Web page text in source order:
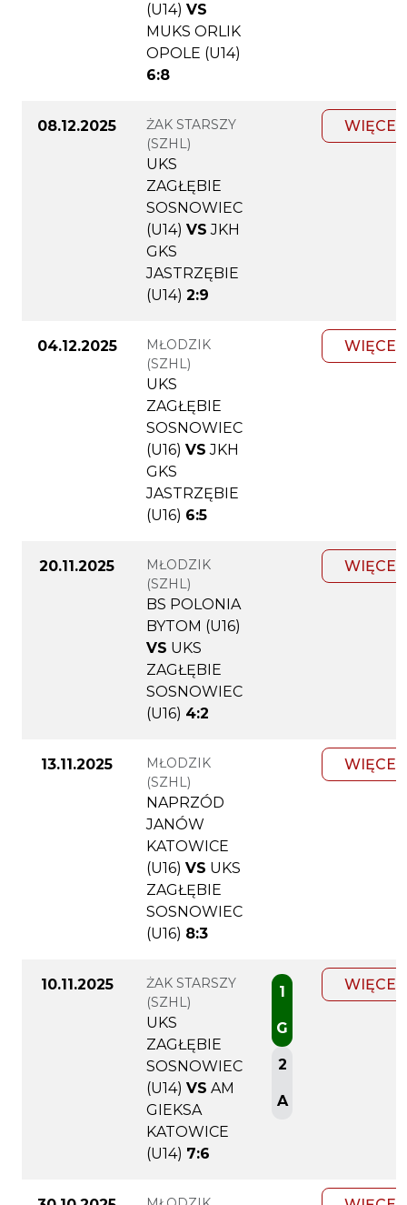
(U14) VS
MUKS ORLIK
OPOLE (U14)
6:8
08.12.2025
ŻAK STARSZY
(SZHL)
UKS
ZAGŁĘBIE
SOSNOWIEC
(U14) VS JKH
GKS
JASTRZĘBIE
(U14) 2:9
WIĘCEJ
04.12.2025
MŁODZIK
(SZHL)
UKS
ZAGŁĘBIE
SOSNOWIEC
(U16) VS JKH
GKS
JASTRZĘBIE
(U16) 6:5
WIĘCEJ
20.11.2025
MŁODZIK
(SZHL)
BS POLONIA
BYTOM (U16)
VS UKS
ZAGŁĘBIE
SOSNOWIEC
(U16) 4:2
WIĘCEJ
13.11.2025
MŁODZIK
(SZHL)
NAPRZÓD
JANÓW
KATOWICE
(U16) VS UKS
ZAGŁĘBIE
SOSNOWIEC
(U16) 8:3
WIĘCEJ
10.11.2025
ŻAK STARSZY
(SZHL)
UKS
ZAGŁĘBIE
SOSNOWIEC
(U14) VS AM
GIEKSA
KATOWICE
(U14) 7:6
1
G
2
A
WIĘCEJ